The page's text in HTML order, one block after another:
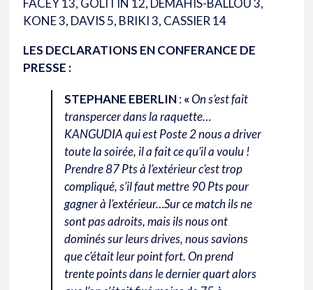
FACEY 13, GOLITIN 12, DEMAHIS-BALLOU 3,
KONE 3, DAVIS 5, BRIKI 3, CASSIER 14
LES DECLARATIONS EN CONFERANCE DE
PRESSE :
STEPHANE EBERLIN:«On s’est fait
transpercer dans la raquette…
KANGUDIA qui est Poste 2 nous a driver
toute la soirée, il a fait ce qu’il a voulu !
Prendre 87 Pts à l’extérieur c’est trop
compliqué, s’il faut mettre 90 Pts pour
gagner à l’extérieur…Sur ce match ils ne
sont pas adroits, mais ils nous ont
dominés sur leurs drives, nous savions
que c’était leur point fort. On prend
trente points dans le dernier quart alors